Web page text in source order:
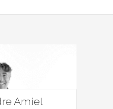
Amiel